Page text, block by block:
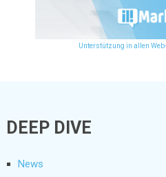
Unterstützung in allen
DEEP DIVE
News